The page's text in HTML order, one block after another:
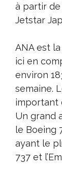
à partir de
Jetstar
ANA est
ici en
environ
semaine.
important
Un grand
le Boeing
ayant le
737 et